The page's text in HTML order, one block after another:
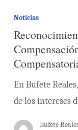
Noticias
En Bufete
de los intereses
Bufete